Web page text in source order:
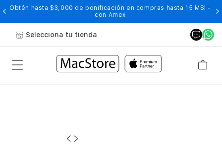
Obtén hasta $3,000 de bonificación en compras hasta 15 MSI -
con Amex
Selecciona tu tienda